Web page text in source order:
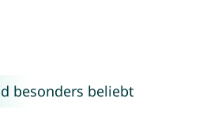
besonders beliebt